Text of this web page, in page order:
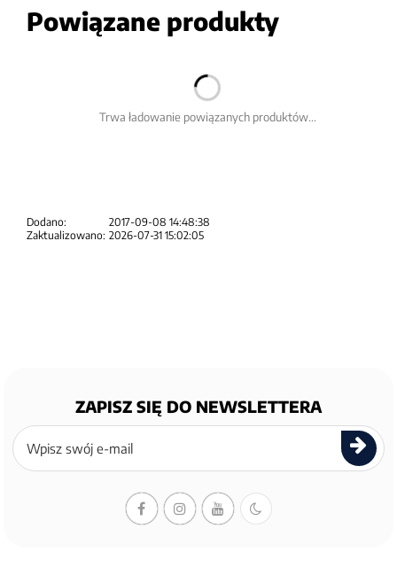
Powiązane produkty
Trwa ładowanie powiązanych produktów...
Dodano:
2017-09-08 14:48:38
Zaktualizowano: 2026-07-31 15:02:05
ZAPISZ SIĘ DO NEWSLETTERA
Zapisz
się
newslettera